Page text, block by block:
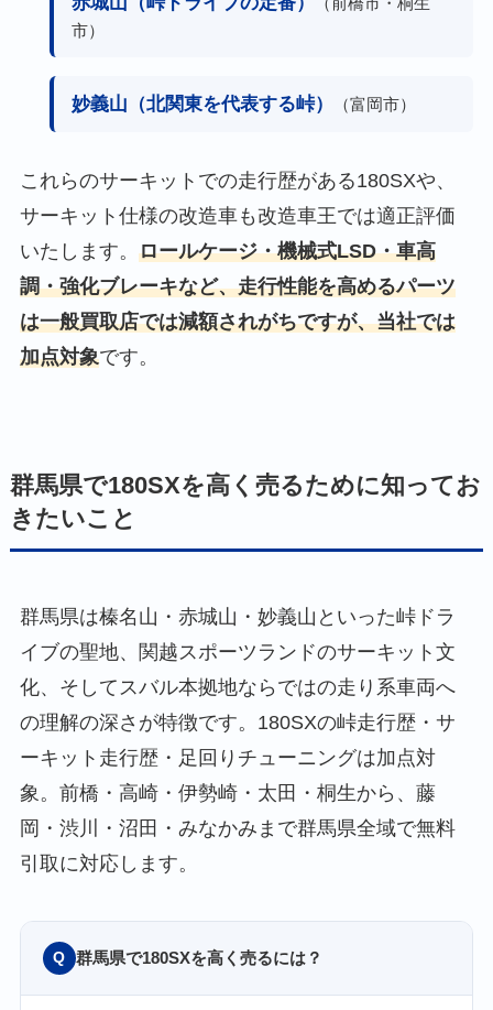
市）
妙義山（北関東を代表する峠） （富岡市）
これらのサーキットでの走行歴がある180SXや、
サーキット仕様の改造車も改造車王では適正評価
いたします。 ロールケージ・機械式LSD・車高
調・強化ブレーキなど、走行性能を高めるパーツ
は一般買取店では減額されがちですが、当社では
加点対象です。
群馬県で180SXを高く売るために知ってお
きたいこと
群馬県は榛名山・赤城山・妙義山といった峠ドラ
イブの聖地、関越スポーツランドのサーキット文
化、そしてスバル本拠地ならではの走り系車両へ
の理解の深さが特徴です。180SXの峠走行歴・サ
ーキット走行歴・足回りチューニングは加点対
象。前橋・高崎・伊勢崎・太田・桐生から、藤
岡・渋川・沼田・みなかみまで群馬県全域で無料
引取に対応します。
Q 群馬県で180SXを高く売るには？